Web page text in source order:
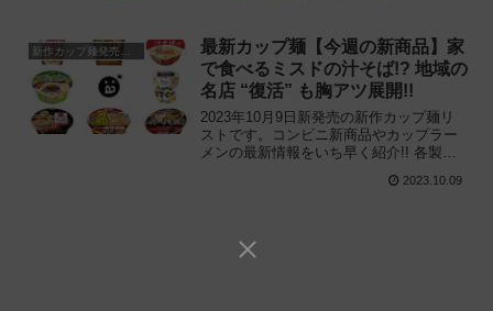
新作カップ麺発売予定
最新カップ麺【今週の新商品】家
で食べるミスドの汁そば!? 地域の
名店 “復活” も胸アツ展開!!
2023年10月9日新発売の新作カップ麺リ
ストです。コンビニ新商品やカップラー
メンの最新情報をいち早く紹介!! 各製品
開の新作情報もありますので、カップ麺
2023.10.09